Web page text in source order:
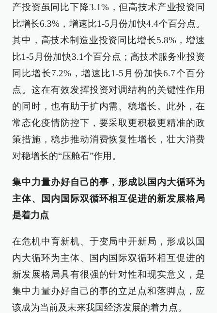
产投资虽同比下降3.1%，但高技术产业投资同
比增长6.3%，增速比1-5月份加快4.4个百分点。
其中，高技术制造业投资同比增长5.8%，增速
比1-5月份加快3.1个百分点；高技术服务业投资
同比增长7.2%，增速比1-5月份加快6.7个百分
点。这在有效发挥投资对调结构的关键性作用
的同时，也有助于扩内需、稳增长。此外，在
常态化疫情防控下，要采取更积极更精准的政
策措施，稳步推动消费恢复性增长，壮大消费
对稳增长的“压舱石”作用。
集中力量办好自己的事，形成以国内大循环为
主体、国内国际双循环相互促进的新发展格局
是着力点
在危机中育新机、于变局中开新局，形成以国
内大循环为主体、国内国际双循环相互促进的
新发展格局具有很强的针对性和现实意义，是
集中力量办好自己的事的立足点和落脚点，应
该成为当前及未来我国经济发展的着力点。